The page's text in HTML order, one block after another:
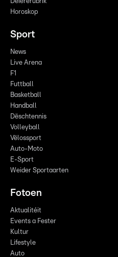
Déiererubrik
Horoskop
Sport
News
Live Arena
F1
Futtball
Basketball
Handball
Dëschtennis
Volleyball
Vëlossport
Auto-Moto
E-Sport
Weider Sportaarten
Fotoen
Aktualitéit
Events a Fester
Kultur
Lifestyle
Auto